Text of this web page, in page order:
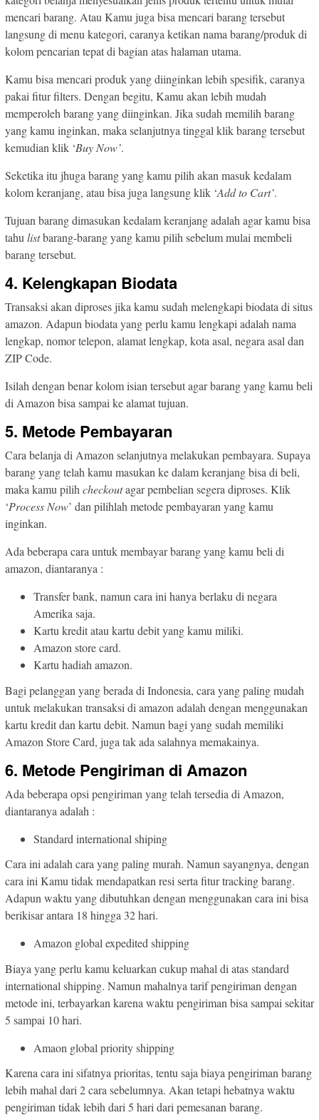
mencari barang. Atau Kamu juga bisa mencari barang tersebut
langsung di menu kategori, caranya ketikan nama barang/produk di
kolom pencarian tepat di bagian atas halaman utama.
Kamu bisa mencari produk yang diinginkan lebih spesifik, caranya
pakai fitur filters. Dengan begitu, Kamu akan lebih mudah
memperoleh barang yang diinginkan. Jika sudah memilih barang
yang kamu inginkan, maka selanjutnya tinggal klik barang tersebut
kemudian klik ‘Buy Now’.
Seketika itu jhuga barang yang kamu pilih akan masuk kedalam
kolom keranjang, atau bisa juga langsung klik ‘Add to Cart’.
Tujuan barang dimasukan kedalam keranjang adalah agar kamu bisa
tahu listbarang-barang yang kamu pilih sebelum mulai membeli
barang tersebut.
4. Kelengkapan Biodata
Transaksi akan diproses jika kamu sudah melengkapi biodata di situs
amazon. Adapun biodata yang perlu kamu lengkapi adalah nama
lengkap, nomor telepon, alamat lengkap, kota asal, negara asal dan
ZIP Code.
Isilah dengan benar kolom isian tersebut agar barang yang kamu beli
di Amazon bisa sampai ke alamat tujuan.
5. Metode Pembayaran
Cara belanja di Amazon selanjutnya melakukan pembayara. Supaya
barang yang telah kamu masukan ke dalam keranjang bisa di beli,
maka kamu pilih checkoutagar pembelian segera diproses. Klik
‘Process Now’ dan pilihlah metode pembayaran yang kamu
inginkan.
Ada beberapa cara untuk membayar barang yang kamu beli di
amazon, diantaranya :
Transfer bank, namun cara ini hanya berlaku di negara
Amerika saja.
Kartu kredit atau kartu debit yang kamu miliki.
Amazon store card.
Kartu hadiah amazon.
Bagi pelanggan yang berada di Indonesia, cara yang paling mudah
untuk melakukan transaksi di amazon adalah dengan menggunakan
kartu kredit dan kartu debit. Namun bagi yang sudah memiliki
Amazon Store Card, juga tak ada salahnya memakainya.
6. Metode Pengiriman di Amazon
Ada beberapa opsi pengiriman yang telah tersedia di Amazon,
diantaranya adalah :
Standard international shiping
Cara ini adalah cara yang paling murah. Namun sayangnya, dengan
cara ini Kamu tidak mendapatkan resi serta fitur tracking barang.
Adapun waktu yang dibutuhkan dengan menggunakan cara ini bisa
berikisar antara 18 hingga 32 hari.
Amazon global expedited shipping
Biaya yang perlu kamu keluarkan cukup mahal di atas standard
international shipping. Namun mahalnya tarif pengiriman dengan
metode ini, terbayarkan karena waktu pengiriman bisa sampai sekitar
5 sampai 10 hari.
Amaon global priority shipping
Karena cara ini sifatnya prioritas, tentu saja biaya pengiriman barang
lebih mahal dari 2 cara sebelumnya. Akan tetapi hebatnya waktu
pengiriman tidak lebih dari 5 hari dari pemesanan barang.